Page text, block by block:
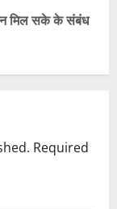
मिल सके के संबंध
Required